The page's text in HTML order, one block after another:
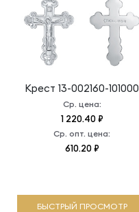
Крест 13-002160-101000
Ср. цена:
1 220.40 ₽
Ср. опт. цена:
610.20 ₽
БЫСТРЫЙ ПРОСМОТР